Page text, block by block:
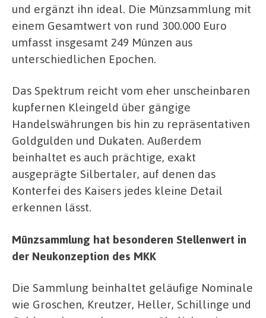
und ergänzt ihn ideal. Die Münzsammlung mit
einem Gesamtwert von rund 300.000 Euro
umfasst insgesamt 249 Münzen aus
unterschiedlichen Epochen.
Das Spektrum reicht vom eher unscheinbaren
kupfernen Kleingeld über gängige
Handelswährungen bis hin zu repräsentativen
Goldgulden und Dukaten. Außerdem
beinhaltet es auch prächtige, exakt
ausgeprägte Silbertaler, auf denen das
Konterfei des Kaisers jedes kleine Detail
erkennen lässt.
Münzsammlung hat besonderen Stellenwert in
der Neukonzeption des MKK
Die Sammlung beinhaltet geläufige Nominale
wie Groschen, Kreutzer, Heller, Schillinge und